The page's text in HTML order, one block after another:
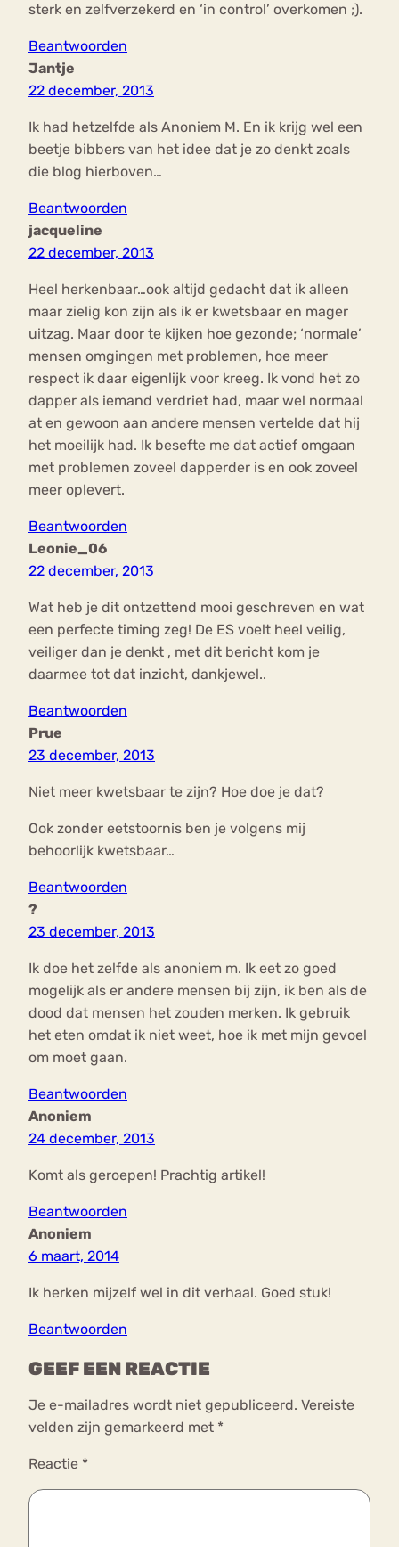
sterk en zelfverzekerd en ‘in control’ overkomen ;).
Beantwoorden
Jantje
22 december, 2013
Ik had hetzelfde als Anoniem M. En ik krijg wel een
beetje bibbers van het idee dat je zo denkt zoals
die blog hierboven…
Beantwoorden
jacqueline
22 december, 2013
Heel herkenbaar…ook altijd gedacht dat ik alleen
maar zielig kon zijn als ik er kwetsbaar en mager
uitzag. Maar door te kijken hoe gezonde; ‘normale’
mensen omgingen met problemen, hoe meer
respect ik daar eigenlijk voor kreeg. Ik vond het zo
dapper als iemand verdriet had, maar wel normaal
at en gewoon aan andere mensen vertelde dat hij
het moeilijk had. Ik besefte me dat actief omgaan
met problemen zoveel dapperder is en ook zoveel
meer oplevert.
Beantwoorden
Leonie_06
22 december, 2013
Wat heb je dit ontzettend mooi geschreven en wat
een perfecte timing zeg! De ES voelt heel veilig,
veiliger dan je denkt , met dit bericht kom je
daarmee tot dat inzicht, dankjewel..
Beantwoorden
Prue
23 december, 2013
Niet meer kwetsbaar te zijn? Hoe doe je dat?
Ook zonder eetstoornis ben je volgens mij
behoorlijk kwetsbaar…
Beantwoorden
?
23 december, 2013
Ik doe het zelfde als anoniem m. Ik eet zo goed
mogelijk als er andere mensen bij zijn, ik ben als de
dood dat mensen het zouden merken. Ik gebruik
het eten omdat ik niet weet, hoe ik met mijn gevoel
om moet gaan.
Beantwoorden
Anoniem
24 december, 2013
Komt als geroepen! Prachtig artikel!
Beantwoorden
Anoniem
6 maart, 2014
Ik herken mijzelf wel in dit verhaal. Goed stuk!
Beantwoorden
GEEF EEN REACTIE
Je e-mailadres wordt niet gepubliceerd. Vereiste
velden zijn gemarkeerd met *
Reactie *